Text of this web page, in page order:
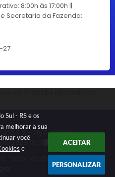
Sul - RS e os
melhorar a sua
você
e
ACEITAR
PERSONALIZAR
8:00h às 17:00h ||
Secretaria da Fazenda:
27
3.5.3 - 19/06/2026
2026 15:15 Dados Abertos
Todos os direitos